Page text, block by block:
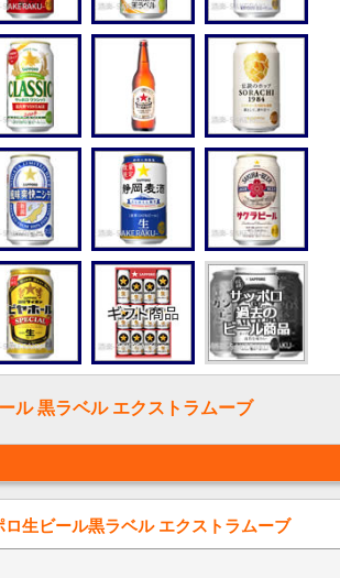
ル 黒ラベル エクストラムーブ
生ビール黒ラベル エクストラムーブ